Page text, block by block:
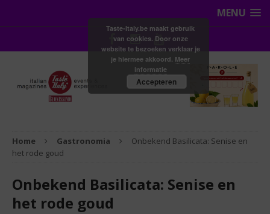
MENU
Home Gastronomia
Onbekend Basilicata: Senise en
het rode goud
Onbekend Basilicata: Senise en
het rode goud
Taste-Italy.be maakt gebruik
van cookies. Door onze
website te bezoeken verklaar je
je hiermee akkoord. Meer
informatie
Accepteren